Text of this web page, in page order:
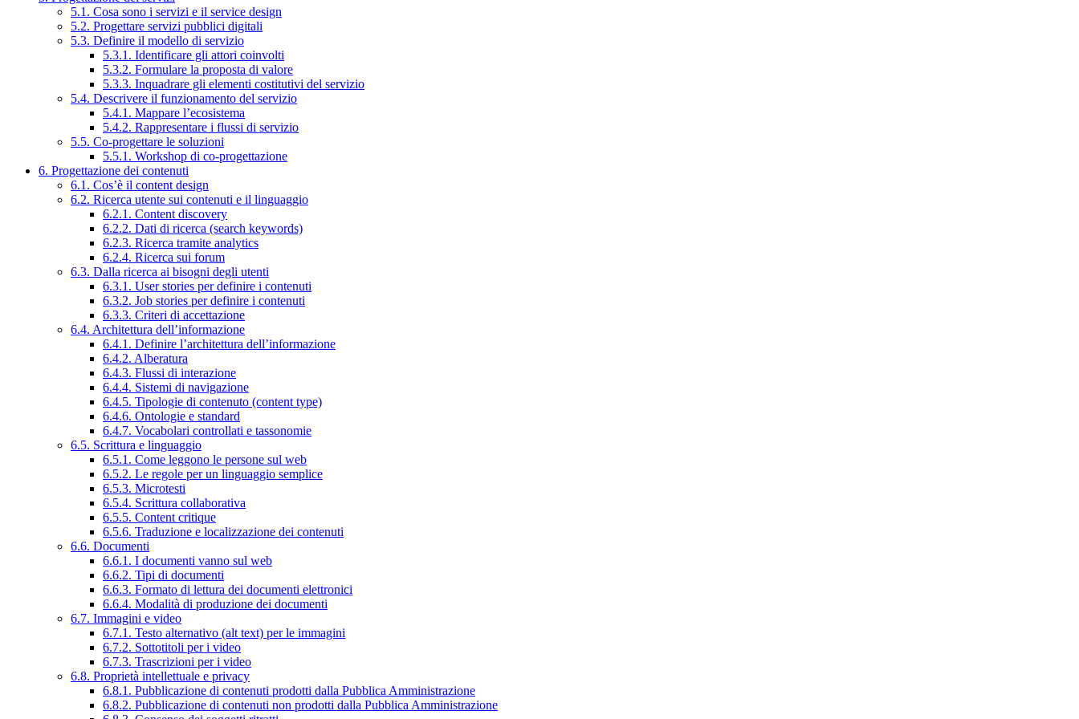
5.1. Cosa sono i servizi e il service design
5.2. Progettare servizi pubblici digitali
5.3. Definire il modello di servizio
5.3.1. Identificare gli attori coinvolti
5.3.2. Formulare la proposta di valore
5.3.3. Inquadrare gli elementi costitutivi del servizio
5.4. Descrivere il funzionamento del servizio
5.4.1. Mappare l’ecosistema
5.4.2. Rappresentare i flussi di servizio
5.5. Co-progettare le soluzioni
5.5.1. Workshop di co-progettazione
6. Progettazione dei contenuti
6.1. Cos’è il content design
6.2. Ricerca utente sui contenuti e il linguaggio
6.2.1. Content discovery
6.2.2. Dati di ricerca (search keywords)
6.2.3. Ricerca tramite analytics
6.2.4. Ricerca sui forum
6.3. Dalla ricerca ai bisogni degli utenti
6.3.1. User stories per definire i contenuti
6.3.2. Job stories per definire i contenuti
6.3.3. Criteri di accettazione
6.4. Architettura dell’informazione
6.4.1. Definire l’architettura dell’informazione
6.4.2. Alberatura
6.4.3. Flussi di interazione
6.4.4. Sistemi di navigazione
6.4.5. Tipologie di contenuto (content type)
6.4.6. Ontologie e standard
6.4.7. Vocabolari controllati e tassonomie
6.5. Scrittura e linguaggio
6.5.1. Come leggono le persone sul web
6.5.2. Le regole per un linguaggio semplice
6.5.3. Microtesti
6.5.4. Scrittura collaborativa
6.5.5. Content critique
6.5.6. Traduzione e localizzazione dei contenuti
6.6. Documenti
6.6.1. I documenti vanno sul web
6.6.2. Tipi di documenti
6.6.3. Formato di lettura dei documenti elettronici
6.6.4. Modalità di produzione dei documenti
6.7. Immagini e video
6.7.1. Testo alternativo (alt text) per le immagini
6.7.2. Sottotitoli per i video
6.7.3. Trascrizioni per i video
6.8. Proprietà intellettuale e privacy
6.8.1. Pubblicazione di contenuti prodotti dalla Pubblica Amministrazione
6.8.2. Pubblicazione di contenuti non prodotti dalla Pubblica Amministrazione